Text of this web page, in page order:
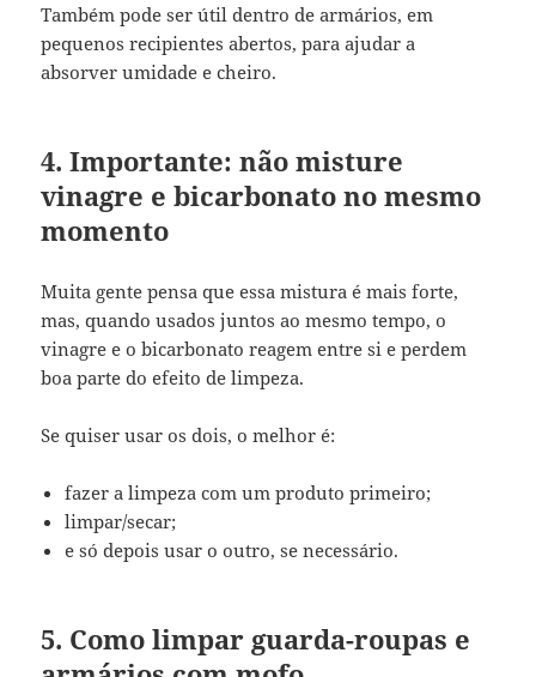
Também pode ser útil dentro de armários, em
pequenos recipientes abertos, para ajudar a
absorver umidade e cheiro.
4. Importante: não misture
vinagre e bicarbonato no mesmo
momento
Muita gente pensa que essa mistura é mais forte,
mas, quando usados juntos ao mesmo tempo, o
vinagre e o bicarbonato reagem entre si e perdem
boa parte do efeito de limpeza.
Se quiser usar os dois, o melhor é:
fazer a limpeza com um produto primeiro;
limpar/secar;
e só depois usar o outro, se necessário.
5. Como limpar guarda-roupas e